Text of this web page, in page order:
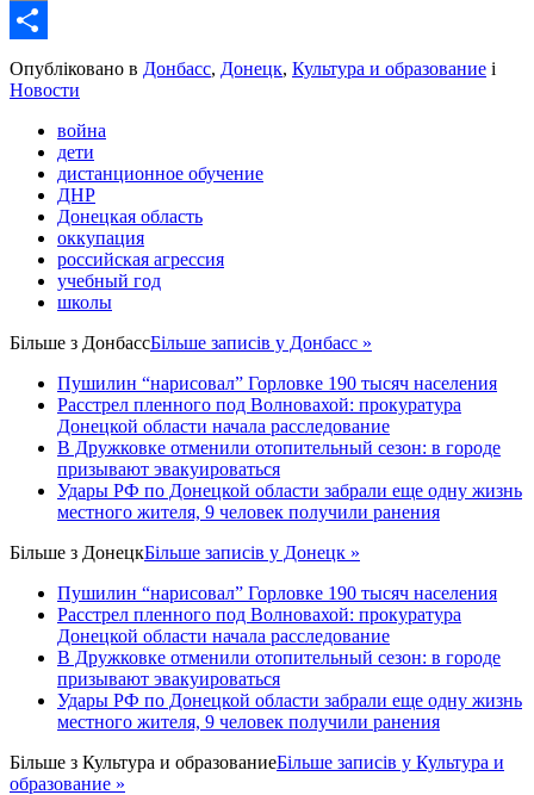
Email
Share
Опубліковано в Донбасс, Донецк, Культура и образование і
Новости
война
дети
дистанционное обучение
ДНР
Донецкая область
оккупация
российская агрессия
учебный год
школы
Більше з ДонбассБільше записів у Донбасс »
Пушилин “нарисовал” Горловке 190 тысяч населения
Расстрел пленного под Волновахой: прокуратура
Донецкой области начала расследование
В Дружковке отменили отопительный сезон: в городе
призывают эвакуироваться
Удары РФ по Донецкой области забрали еще одну жизнь
местного жителя, 9 человек получили ранения
Більше з ДонецкБільше записів у Донецк »
Пушилин “нарисовал” Горловке 190 тысяч населения
Расстрел пленного под Волновахой: прокуратура
Донецкой области начала расследование
В Дружковке отменили отопительный сезон: в городе
призывают эвакуироваться
Удары РФ по Донецкой области забрали еще одну жизнь
местного жителя, 9 человек получили ранения
Більше з Культура и образованиеБільше записів у Культура и
образование »